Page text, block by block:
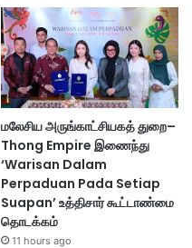
மலேசிய அருங்காட்சியகத் துறை–
Thong Empire இணைந்து
‘Warisan Dalam
Perpaduan Pada Setiap
Suapan’ உத்திசார் கூட்டாண்மை
தொடக்கம்
11 hours ago